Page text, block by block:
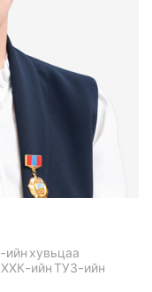
хувьцаа
ХХК-ийн ТУЗ-ийн